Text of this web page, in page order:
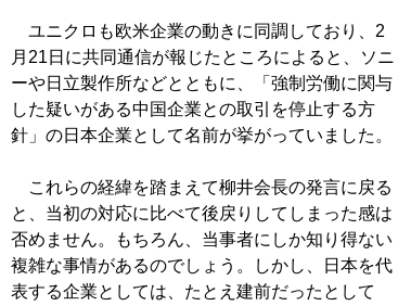
ユニクロも欧米企業の動きに同調しており、2
月21日に共同通信が報じたところによると、ソニ
ーや日立製作所などとともに、「強制労働に関与
した疑いがある中国企業との取引を停止する方
針」の日本企業として名前が挙がっていました。
これらの経緯を踏まえて柳井会長の発言に戻る
と、当初の対応に比べて後戻りしてしまった感は
否めません。もちろん、当事者にしか知り得ない
複雑な事情があるのでしょう。しかし、日本を代
表する企業としては、たとえ建前だったとして